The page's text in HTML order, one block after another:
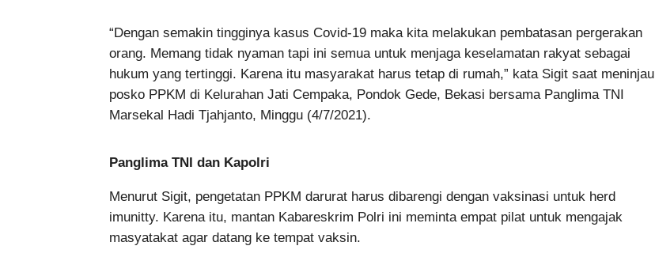
“Dengan semakin tingginya kasus Covid-19 maka kita melakukan pembatasan pergerakan
orang. Memang tidak nyaman tapi ini semua untuk menjaga keselamatan rakyat sebagai
hukum yang tertinggi. Karena itu masyarakat harus tetap di rumah,” kata Sigit saat meninjau
posko PPKM di Kelurahan Jati Cempaka, Pondok Gede, Bekasi bersama Panglima TNI
Marsekal Hadi Tjahjanto, Minggu (4/7/2021).
Panglima TNI dan Kapolri
Menurut Sigit, pengetatan PPKM darurat harus dibarengi dengan vaksinasi untuk herd
imunitty. Karena itu, mantan Kabareskrim Polri ini meminta empat pilat untuk mengajak
masyatakat agar datang ke tempat vaksin.